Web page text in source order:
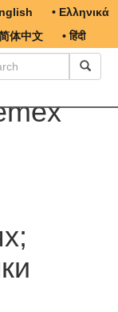
• Ελληνικά
体中文 • हिंदी